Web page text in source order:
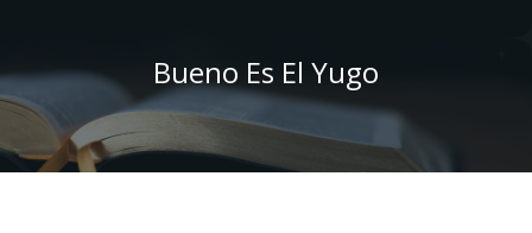
Bueno Es El Yugo